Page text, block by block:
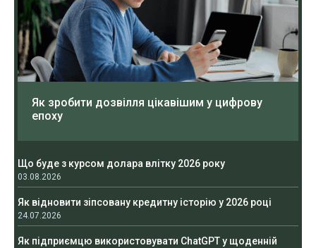
Як зробити дозвілля цікавішим у цифрову
епоху
Що буде з курсом долара влітку 2026 року
03.08.2026
Як відновити зіпсовану кредитну історію у 2026 році
24.07.2026
Як підприємцю використовувати ChatGPT у щоденній